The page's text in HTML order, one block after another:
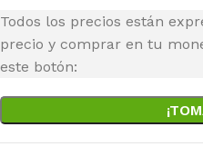
Todos los precios están
precio y comprar en tu
este botón: